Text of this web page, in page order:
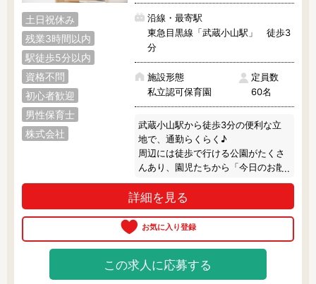
土日祝休み
残業3時間以内
駅徒歩5分以内
資格不問
初心者歓迎
男性保育士
株式会社
沿線・最寄駅
東急目黒線「武蔵小山駅」 徒歩3
分
施設形態
私立認可保育園
定員数
60名
武蔵小山駅から徒歩3分の便利な立
地で、通勤らくらく♪
周辺には徒歩で行ける公園がたくさ
んあり、園児たちから「今日のお散
歩はどこ？」なんて聞かれることも
あるとか。
毎月1冊の絵本をベースに、製作やリ
ズム運動等の活動をしています。
食育活動にも力を入れていて、調理
室の前は園児たちのお気に入りスポ
ット♪
詳細を見る
この求人に応募する